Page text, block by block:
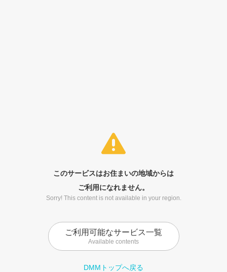
このサービスはお住まいの地域からは
ご利用になれません。
Sorry! This content is not available in your region.
ご利用可能なサービス一覧
Available contents
DMMトップへ戻る